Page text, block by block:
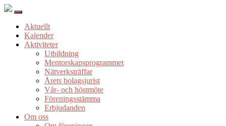
Aktuellt
Kalender
Aktiviteter
Utbildning
Mentorskapsprogrammet
Nätverksträffar
Årets bolagsjurist
Vår- och höstmöte
Föreningsstämma
Erbjudanden
Om oss